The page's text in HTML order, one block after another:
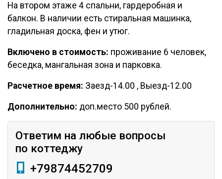
На втором этаже 4 спальни, гардеробная и
балкон. В наличии есть стиральная машинка,
гладильная доска, фен и утюг.
Включено в стоимость: проживание 6 человек,
беседка, мангальная зона и парковка.
Расчетное время: Заезд-14.00 , Выезд-12.00
Дополнительно: доп.место 500 рублей.
Ответим на любые вопросы
по коттеджу
+79874452709